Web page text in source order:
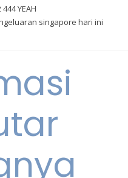
YEAH
singapore hari ini